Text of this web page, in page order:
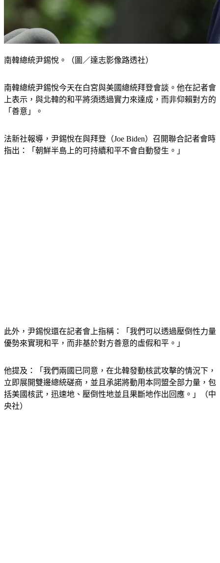
南韓總統尹錫悅。（圖／達志影像路透社）
南韓總統尹錫悅今天在白宮與美國總統拜登會談。他在記者會
上表示，與北韓的和平將須透過實力來達成，而非仰賴對方的
「善意」。
法新社報導，尹錫悅在與拜登（Joe Biden）召開聯合記者會時
指出：「朝鮮半島上的可持續和平不會自動發生。」
此外，尹錫悅還在記者會上指稱：「我們可以透過壓倒性力量
優勢來實現和平，而非基於對方善意的虛假和平。」
他提及：「我們兩國已同意，在北韓發動核武攻擊的情況下，
立即展開雙邊總統磋商，並且承諾將動用本同盟全部力量，包
括美國核武，迅速地、壓倒性地並且果斷地作出回應。」（中
央社）